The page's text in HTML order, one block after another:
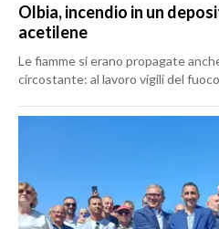
Olbia, incendio in un
acetilene
Le fiamme si erano propagate
circostante: al lavoro vigili del